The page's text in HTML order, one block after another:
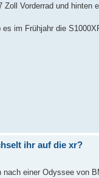
Zoll Vorderrad und
es im Frühjahr die
ihr auf die xr?
einer Odyssee von